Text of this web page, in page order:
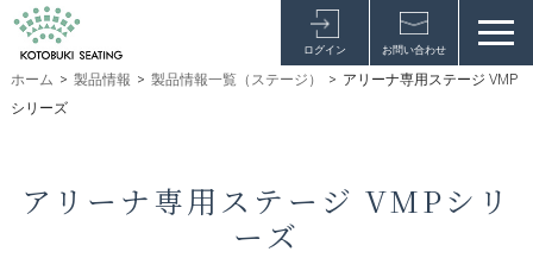
ログイン お問い合わせ
ホーム > 製品情報 > 製品情報一覧（ステージ） > アリーナ専用ステージ VMP
シリーズ
アリーナ専用ステージ VMPシリ
ーズ